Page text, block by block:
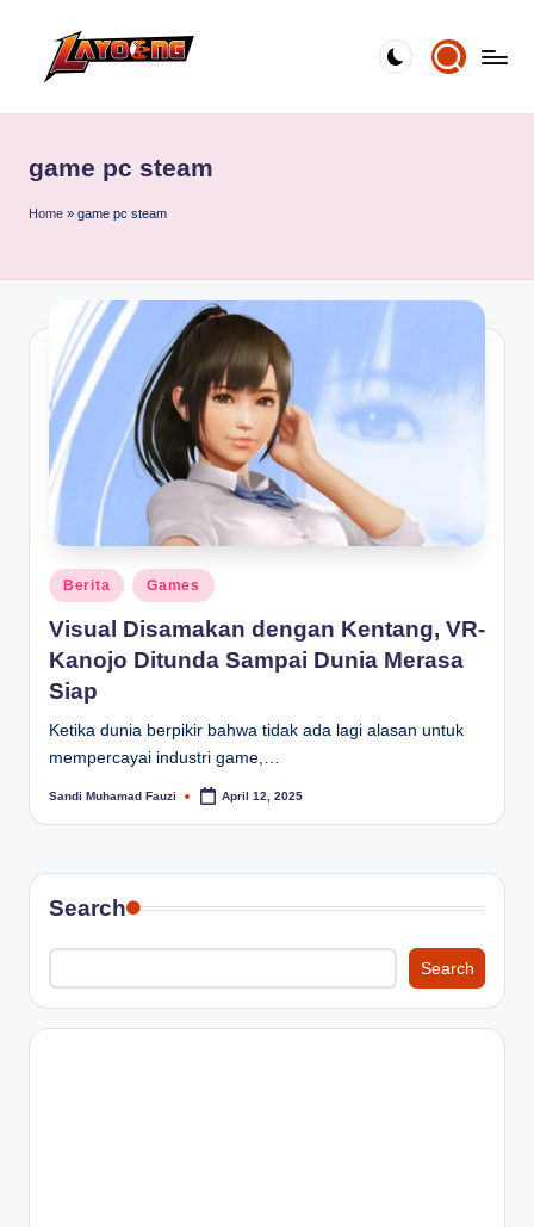
game pc steam
Home » game pc steam
Posted
in
Berita Games
Visual Disamakan dengan Kentang, VR-
Kanojo Ditunda Sampai Dunia Merasa
Siap
Ketika dunia berpikir bahwa tidak ada lagi alasan untuk
mempercayai industri game,…
Posted
Sandi Muhamad Fauzi April 12, 2025
Search
Search